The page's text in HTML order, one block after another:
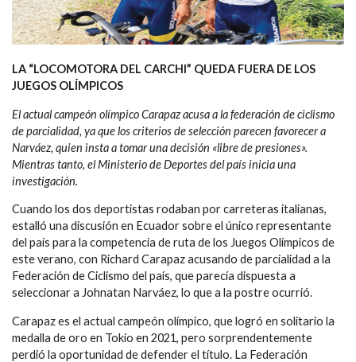
LA “LOCOMOTORA DEL CARCHI” QUEDA FUERA DE LOS
JUEGOS OLÍMPICOS
El actual campeón olímpico Carapaz acusa a la federación de ciclismo
de parcialidad, ya que los criterios de selección parecen favorecer a
Narváez, quien insta a tomar una decisión «libre de presiones».
Mientras tanto, el Ministerio de Deportes del país inicia una
investigación.
Cuando los dos deportistas rodaban por carreteras italianas,
estalló una discusión en Ecuador sobre el único representante
del país para la competencia de ruta de los Juegos Olímpicos de
este verano, con Richard Carapaz acusando de parcialidad a la
Federación de Ciclismo del país, que parecía dispuesta a
seleccionar a Johnatan Narváez, lo que a la postre ocurrió.
Carapaz es el actual campeón olímpico, que logró en solitario la
medalla de oro en Tokio en 2021, pero sorprendentemente
perdió la oportunidad de defender el título. La Federación